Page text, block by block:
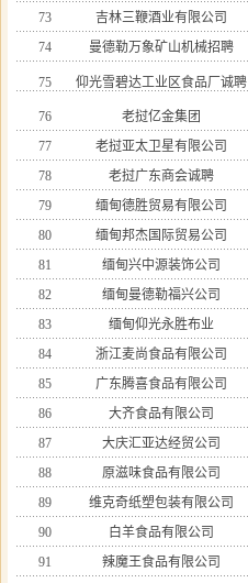
73
吉林三鞭酒业有限公司
74
曼德勒万象矿山机械招聘
75 仰光雪碧达工业区食品厂诚聘
76 老挝亿金集团
77
老挝亚太卫星有限公司
78
老挝广东商会诚聘
79
缅甸德胜贸易有限公司
80
缅甸邦杰国际贸易公司
81
缅甸兴中源装饰公司
82
缅甸曼德勒福兴公司
83
缅甸仰光永胜布业
84
浙江麦尚食品有限公司
85
广东腾喜食品有限公司
86
大齐食品有限公司
87
大庆汇亚达经贸公司
88
原滋味食品有限公司
89
维克奇纸塑包装有限公司
90
白羊食品有限公司
91
辣魔王食品有限公司